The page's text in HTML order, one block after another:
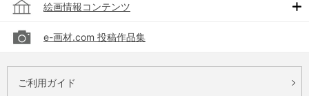
絵画情報コンテンツ
e-画材.com 投稿作品集
ご利用ガイド